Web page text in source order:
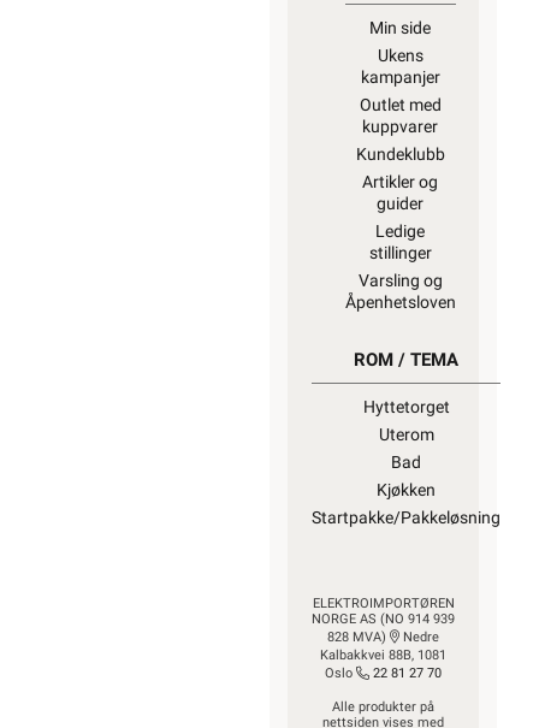
Min side
Ukens
kampanjer
Outlet med
kuppvarer
Kundeklubb
Artikler og
guider
Ledige
stillinger
Varsling og
Åpenhetsloven
ROM / TEMA
Hyttetorget
Uterom
Bad
Kjøkken
Startpakke/Pakkeløsning
ELEKTROIMPORTØREN
NORGE AS (NO 914 939
828 MVA)
Nedre
Kalbakkvei 88B, 1081
Oslo
22 81 27 70
Alle produkter på
nettsiden vises med